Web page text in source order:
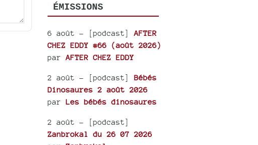
ÉMISSIONS
6 août- [podcast]AFTER
CHEZ EDDY #66 (août 2026)
parAFTER CHEZ EDDY
2 août- [podcast]Bébés
Dinosaures 2 août 2026
parLes bébés dinosaures
2 août- [podcast]
Zanbrokal du 26 07 2026